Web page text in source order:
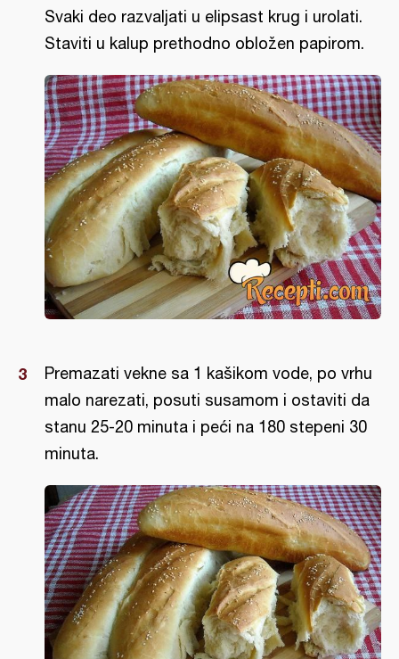
Svaki deo razvaljati u elipsast krug i urolati.
Staviti u kalup prethodno obložen papirom.
Premazati vekne sa 1 kašikom vode, po vrhu
malo narezati, posuti susamom i ostaviti da
stanu 25-20 minuta i peći na 180 stepeni 30
minuta.